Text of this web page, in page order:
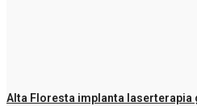
Alta Floresta implanta